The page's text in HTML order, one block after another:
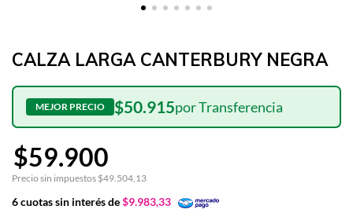
CALZA LARGA CANTERBURY NEGRA
$59.900
6cuotas sin interés de$9.983,33
Precio sin impuestos $49.504,13
$50.915